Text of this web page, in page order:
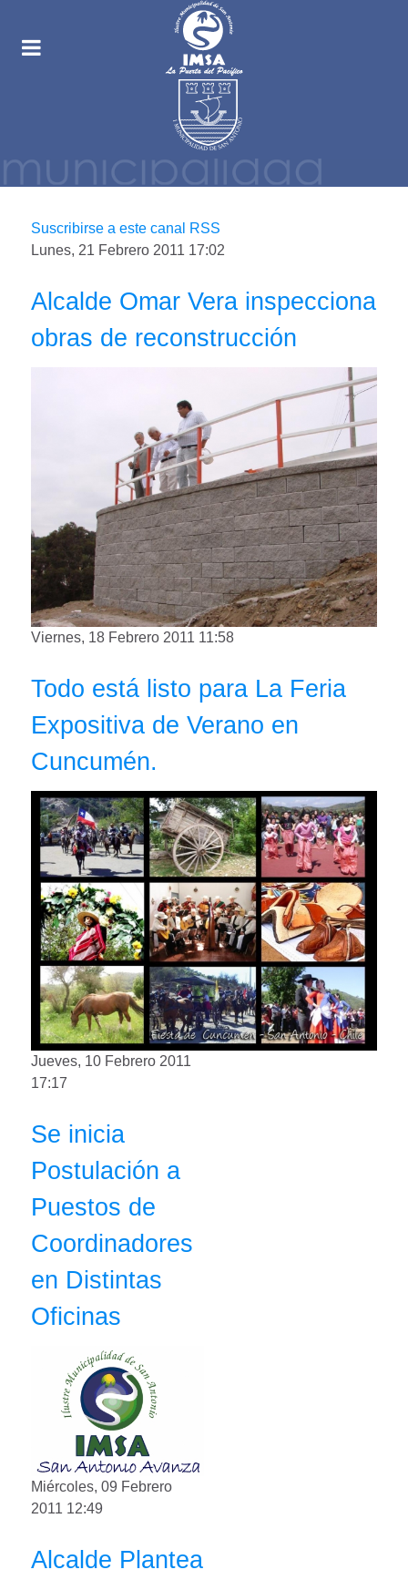
Suscribirse a este canal RSS
Lunes, 21 Febrero 2011 17:02
Alcalde Omar Vera inspecciona
obras de reconstrucción
Viernes, 18 Febrero 2011 11:58
Todo está listo para La Feria
Expositiva de Verano en
Cuncumén.
Jueves, 10 Febrero 2011
17:17
Se inicia
Postulación a
Puestos de
Coordinadores
en Distintas
Oficinas
Miércoles, 09 Febrero
2011 12:49
Alcalde Plantea